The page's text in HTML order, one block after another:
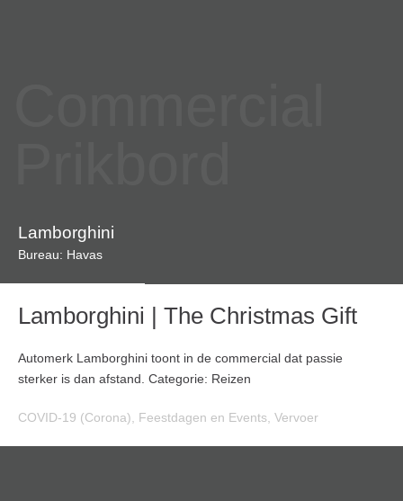
Lamborghini
Bureau: Havas
Lamborghini | The Christmas Gift
Automerk Lamborghini toont in de commercial dat passie
sterker is dan afstand. Categorie: Reizen
COVID-19 (Corona) Feestdagen en Events Vervoer